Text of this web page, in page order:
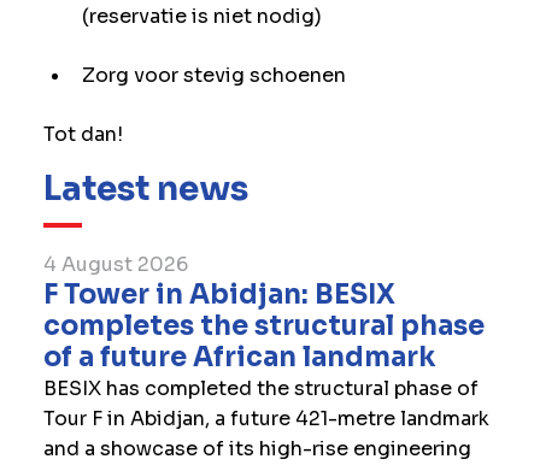
(reservatie is niet nodig)
Zorg voor stevig schoenen
Tot dan!
Latest news
4 August 2026
F Tower in Abidjan: BESIX
completes the structural phase
of a future African landmark
BESIX has completed the structural phase of
Tour F in Abidjan, a future 421-metre landmark
and a showcase of its high-rise engineering